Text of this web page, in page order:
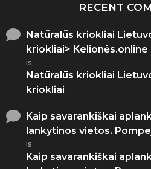
RECENT
Natūralūs kriokliai
kriokliai> Kelionės.online
is
Natūralūs kriokliai
kriokliai
Kaip savarankiškai
lankytinos vietos.
is
Kaip savarankiškai